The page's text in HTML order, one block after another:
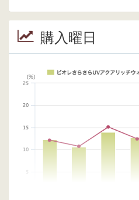
購入曜日